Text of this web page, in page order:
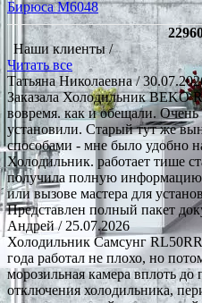
Бирюса M6048
Наши клиенты /
Читать все
Татьяна Николаевна/
Заказала Холодильник BEKO
вовремя. как и обещали. Очень
установили. Старый тут же
способами - мне было удобно
Холодильник. работает тише
получила полную информацию
или вызове мастера для
Представлен полный пакет
Андрей/ 25.07.2026
Холодильник Самсунг
года работал не плохо, но
морозильная камера вплоть
отключения холодильника,